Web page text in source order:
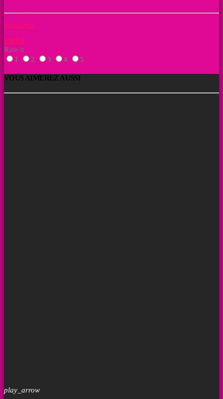
Proverbes
EMAIL
Rate it
1
2 3 4 5
VOUS AIMEREZ AUSSI
play_arrow